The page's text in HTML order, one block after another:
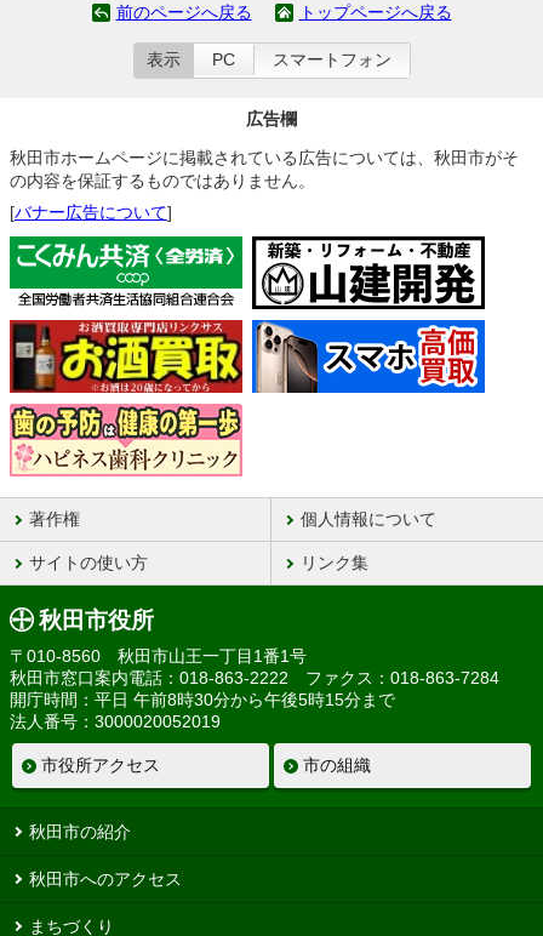
前のページへ戻る トップページへ戻る
表示 PC スマートフォン
広告欄
秋田市ホームページに掲載されている広告については、秋田市がそ
の内容を保証するものではありません。
[バナー広告について]
著作権 個人情報について
サイトの使い方 リンク集
秋田市役所
〒010-8560 秋田市山王一丁目1番1号
秋田市窓口案内電話：018-863-2222 ファクス：018-863-7284
開庁時間：平日 午前8時30分から午後5時15分まで
法人番号：3000020052019
市役所アクセス 市の組織
秋田市の紹介
秋田市へのアクセス
まちづくり